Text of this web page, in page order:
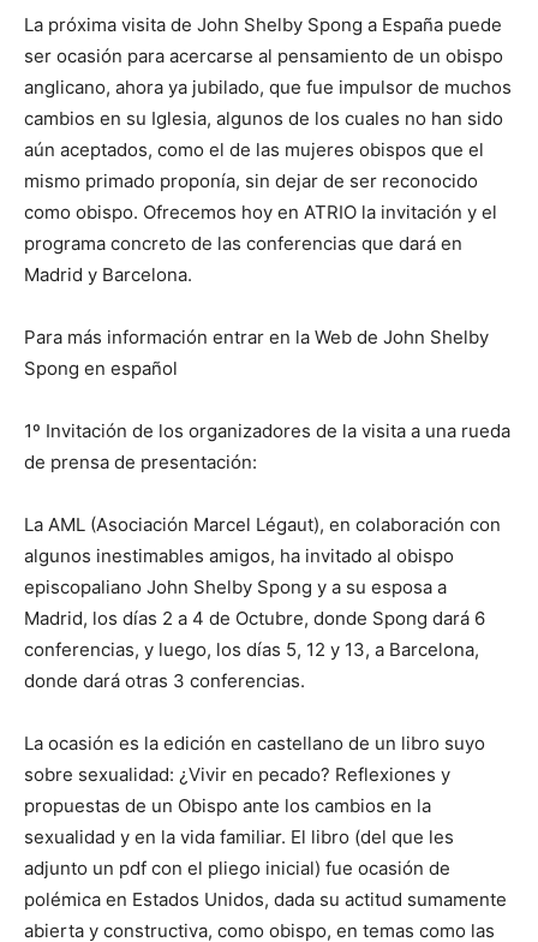
La próxima visita de John Shelby Spong a España puede
ser ocasión para acercarse al pensamiento de un obispo
anglicano, ahora ya jubilado, que fue impulsor de muchos
cambios en su Iglesia, algunos de los cuales no han sido
aún aceptados, como el de las mujeres obispos que el
mismo primado proponía, sin dejar de ser reconocido
como obispo. Ofrecemos hoy en ATRIO la invitación y el
programa concreto de las conferencias que dará en
Madrid y Barcelona.
Para más información entrar en la Web de John Shelby
Spong en español
1º Invitación de los organizadores de la visita a una rueda
de prensa de presentación:
La AML (Asociación Marcel Légaut), en colaboración con
algunos inestimables amigos, ha invitado al obispo
episcopaliano John Shelby Spong y a su esposa a
Madrid, los días 2 a 4 de Octubre, donde Spong dará 6
conferencias, y luego, los días 5, 12 y 13, a Barcelona,
donde dará otras 3 conferencias.
La ocasión es la edición en castellano de un libro suyo
sobre sexualidad: ¿Vivir en pecado? Reflexiones y
propuestas de un Obispo ante los cambios en la
sexualidad y en la vida familiar. El libro (del que les
adjunto un pdf con el pliego inicial) fue ocasión de
polémica en Estados Unidos, dada su actitud sumamente
abierta y constructiva, como obispo, en temas como las